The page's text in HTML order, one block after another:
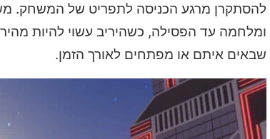
להסתקרן מרגע הכניסה לתפריט של המשחק.
ומלחמה עד הפסילה, כשהיריב עשוי להיות
שבאים איתם או מפתחים לאורך הזמן.